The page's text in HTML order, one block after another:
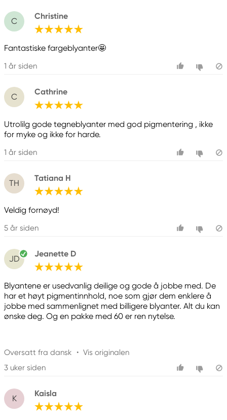
C
Christine
Fantastiske fargeblyanter🤩
1 år siden
C
Cathrine
Utrolilg gode tegneblyanter med god pigmentering , ikke
for myke og ikke for harde.
1 år siden
TH
Tatiana H
Veldig fornøyd!
5 år siden
JD
Jeanette D
Blyantene er usedvanlig deilige og gode å jobbe med. De
har et høyt pigmentinnhold, noe som gjør dem enklere å
jobbe med sammenlignet med billigere blyanter. Alt du kan
ønske deg. Og en pakke med 60 er ren nytelse.
Oversatt fra dansk • Vis originalen
3 uker siden
K
Kaisla